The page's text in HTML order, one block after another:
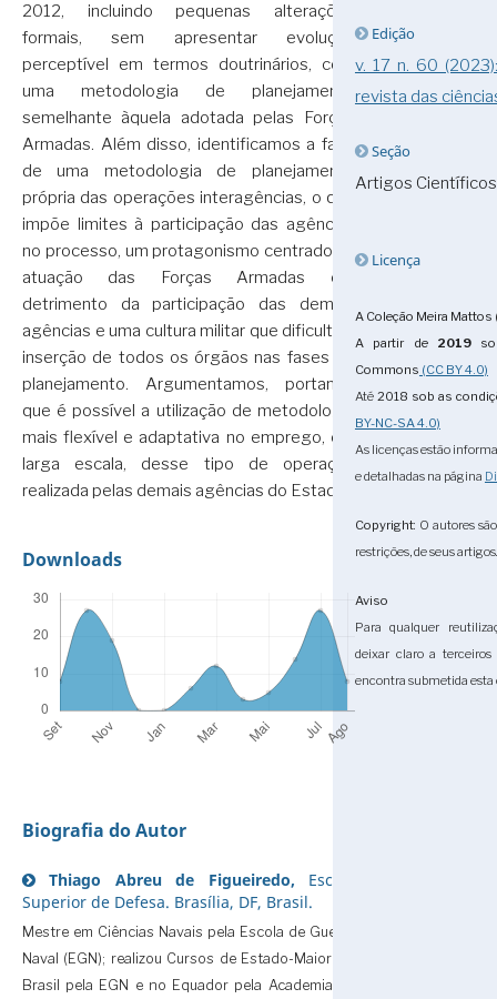
2012, incluindo pequenas alterações
formais, sem apresentar evolução
perceptível em termos doutrinários, com
uma metodologia de planejamento
semelhante àquela adotada pelas Forças
Armadas. Além disso, identificamos a falta
de uma metodologia de planejamento
própria das operações interagências, o que
impõe limites à participação das agências
no processo, um protagonismo centrado na
atuação das Forças Armadas em
detrimento da participação das demais
agências e uma cultura militar que dificulta a
inserção de todos os órgãos nas fases do
planejamento. Argumentamos, portanto,
que é possível a utilização de metodologia
mais flexível e adaptativa no emprego, em
larga escala, desse tipo de operação
realizada pelas demais agências do Estado.
Downloads
Biografia do Autor
Thiago Abreu de Figueiredo, Escola
Superior de Defesa. Brasília, DF, Brasil.
Mestre em Ciências Navais pela Escola de Guerra
Naval (EGN); realizou Cursos de Estado-Maior no
Brasil pela EGN e no Equador pela Academia de
Edição
v. 17 n. 60
revista das
Seção
Artigos Científicos
Licença
A Coleção Meira Mattos
A partir de 2019
Commons (CC BY 4.0)
Até 2018 sob as
BY-NC-SA 4.0)
As licenças estão
e detalhadas na página
Copyright: O autores
restrições, de seus artigos.
Aviso
Para qualquer
deixar claro a
encontra submetida esta